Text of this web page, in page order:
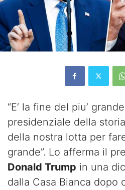
“E’ la fine del piu’
presidenziale della
della nostra lotta per
grande”. Lo afferma il
Donald Trump in una
dalla Casa Bianca dopo